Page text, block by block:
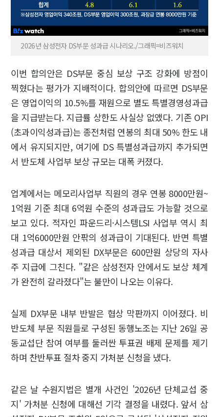
2026년 삼성전자 DS부문 성과급 시나리오./그래픽=비즈워치
이번 합의안은 DS부문 중심 보상 구조 강화에 방점이
찍혔다는 평가가 지배적이다. 합의안에 따르면 DS부문
은 영업이익의 10.5%를 재원으로 별도 특별경영성과급
을 지급받는다. 지급률 상한도 사실상 없앴다. 기존 OPI
(초과이익성과급)는 종전처럼 연봉의 최대 50% 한도 내
에서 유지되지만, 여기에 DS 특별성과급까지 추가되면
서 반도체 사업부 보상 규모는 대폭 커졌다.
업계에서는 메모리사업부 직원의 경우 연봉 8000만원~
1억원 기준 최대 6억원 수준의 성과급도 가능할 것으로
보고 있다. 적자인 파운드리·시스템LSI 사업부 역시 최
대 1억6000만원 안팎의 성과급이 기대된다. 반면 특별
성과급 대상서 제외된 DX부문은 600만원 상당의 자사
주 지급에 그친다. "같은 삼성전자 안에서도 보상 체계
가 완전히 갈라졌다"는 불만이 나오는 이유다.
실제 DX부문 내부 반발은 협상 막판까지 이어졌다. 비
반도체 부문 직원들로 구성된 동행노조는 지난 26일 공
동교섭단 참여 여부를 둘러싼 투표권 배제 문제를 제기
하며 찬반투표 절차 중지 가처분 신청을 냈다.
같은 날 수원지법은 별개 사건인 '2026년 단체교섭 중
지' 가처분 신청에 대해선 기각 결정을 내렸다. 앞서 삼